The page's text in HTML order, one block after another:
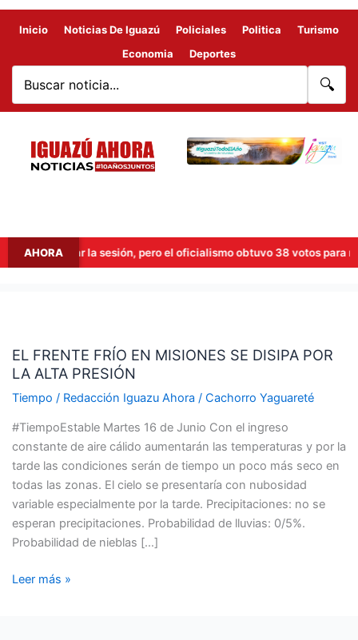
Inicio Noticias De Iguazú Policiales Politica
Turismo
Economia
Deportes
🔍
AHORA
levantar la sesión, pero el oficialismo obtuvo 38 votos para
EL FRENTE FRÍO EN MISIONES SE DISIPA POR
LA ALTA PRESIÓN
Tiempo / Redacción Iguazu Ahora / Cachorro Yaguareté
#TiempoEstable Martes 16 de Junio Con el ingreso
constante de aire cálido aumentarán las temperaturas y por la
tarde las condiciones serán de tiempo un poco más seco en
todas las zonas. El cielo se presentaría con nubosidad
variable especialmente por la tarde. Precipitaciones: no se
esperan precipitaciones. Probabilidad de lluvias: 0/5%.
Probabilidad de nieblas […]
FRÍO
EN
MISIONES
DISIPA
POR
LA
ALTA
PRESIÓN
Leer más »